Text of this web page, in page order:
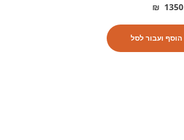
₪ 1350
הוסף ועבור לסל